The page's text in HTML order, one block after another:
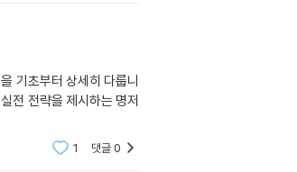
기초부터 상세히 다룹니
전 전략을 제시하는 명저
1 댓글0